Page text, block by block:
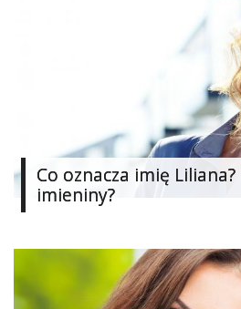
Zakupy
ekspertów
Co oznacza imię
imieniny?